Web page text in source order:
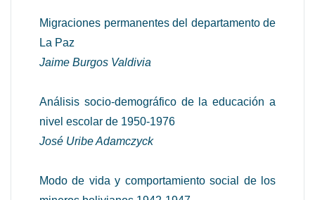
Migraciones permanentes del departamento de
La Paz
Jaime Burgos Valdivia
Análisis socio-demográfico de la educación a
nivel escolar de 1950-1976
José Uribe Adamczyck
Modo de vida y comportamiento social de los